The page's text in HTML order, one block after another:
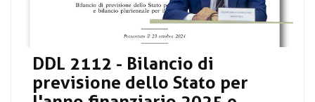
DDL 2112 - Bilancio di
previsione dello Stato per